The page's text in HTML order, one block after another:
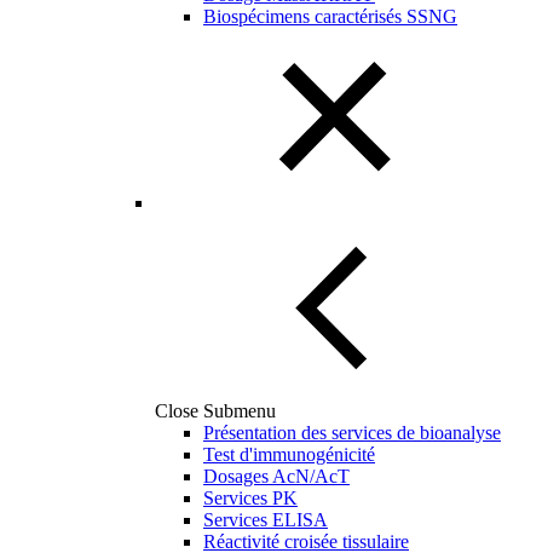
Biospécimens caractérisés SSNG
Close Submenu
Présentation des services de bioanalyse
Test d'immunogénicité
Dosages AcN/AcT
Services PK
Services ELISA
Réactivité croisée tissulaire